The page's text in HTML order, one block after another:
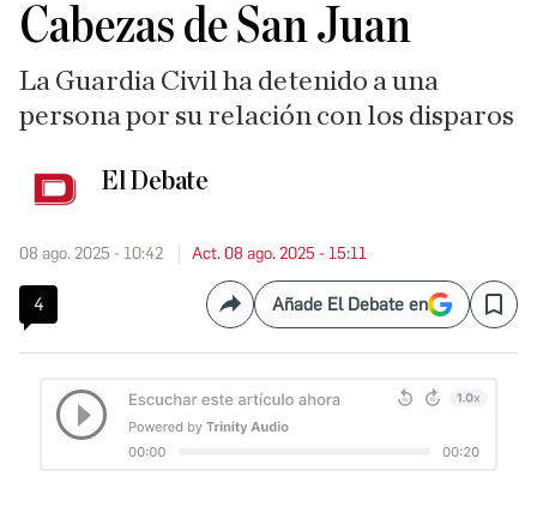
Cabezas de San Juan
La Guardia Civil ha detenido a una
persona por su relación con los disparos
El Debate
08 ago. 2025 - 10:42 Act. 08 ago. 2025 - 15:11
4 CompartirAñade El Debate en Save